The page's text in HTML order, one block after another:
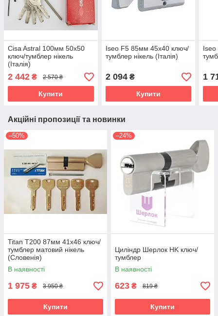
Cisa Astral 100мм 50х50
ключ/тумблер нікель
(Італія)
2 442 ₴ 2 570 ₴
Купити
Iseo F5 85мм 45х40 ключ/
тумблер нікель (Італія)
2 094₴
Купити
1
Акційні пропозиції та новинки
–50%
Titan Т200 87мм 41х46 ключ/
тумблер матовий нікель
(Словенія)
В наявності
1 975 ₴ 3 950 ₴
Купити
–24%
Циліндр Шерлок HK ключ/
тумблер
В наявності
623 ₴ 819 ₴
Купити